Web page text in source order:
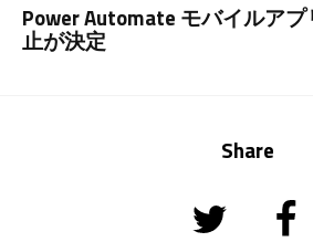
Power Automate モバイルア
止が決定
Share